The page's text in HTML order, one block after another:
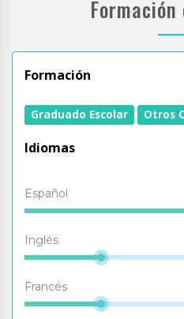
Formación
Graduado Escolar Otros
Idiomas
Español
Inglés
Francés